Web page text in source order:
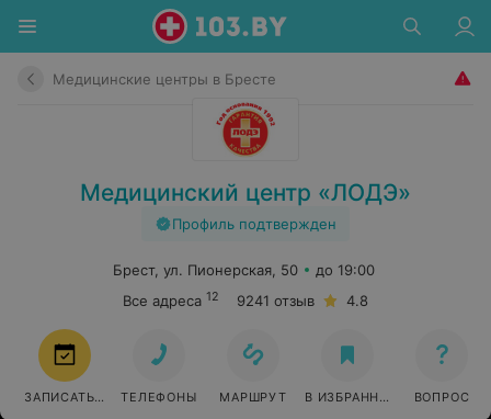
Медицинские центры в Бресте
Медицинский центр «ЛОДЭ»
Профиль подтвержден
Брест, ул. Пионерская, 50
до 19:00
Все адреса 12 9241 отзыв 4.8
ЗАПИСАТЬСЯ ТЕЛЕФОНЫ МАРШРУТ В ИЗБРАННОЕ ВОПРОС